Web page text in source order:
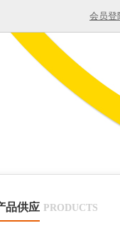
会员登
品供应 PRODUCTS